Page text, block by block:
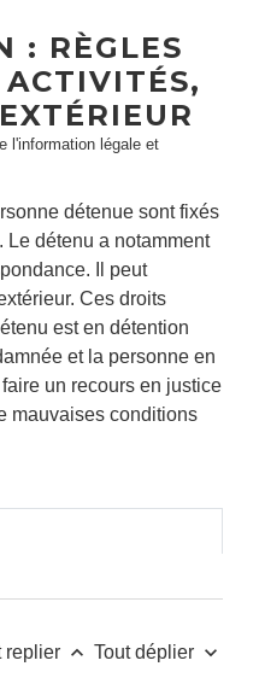
: RÈGLES
l'information légale et
détenue sont fixés
Le détenu a notamment
Il peut
Ces droits
est en détention
et la personne en
un recours en justice
mauvaises conditions
replier keyboard_arrow_up Tout déplier keyboard_arrow_down